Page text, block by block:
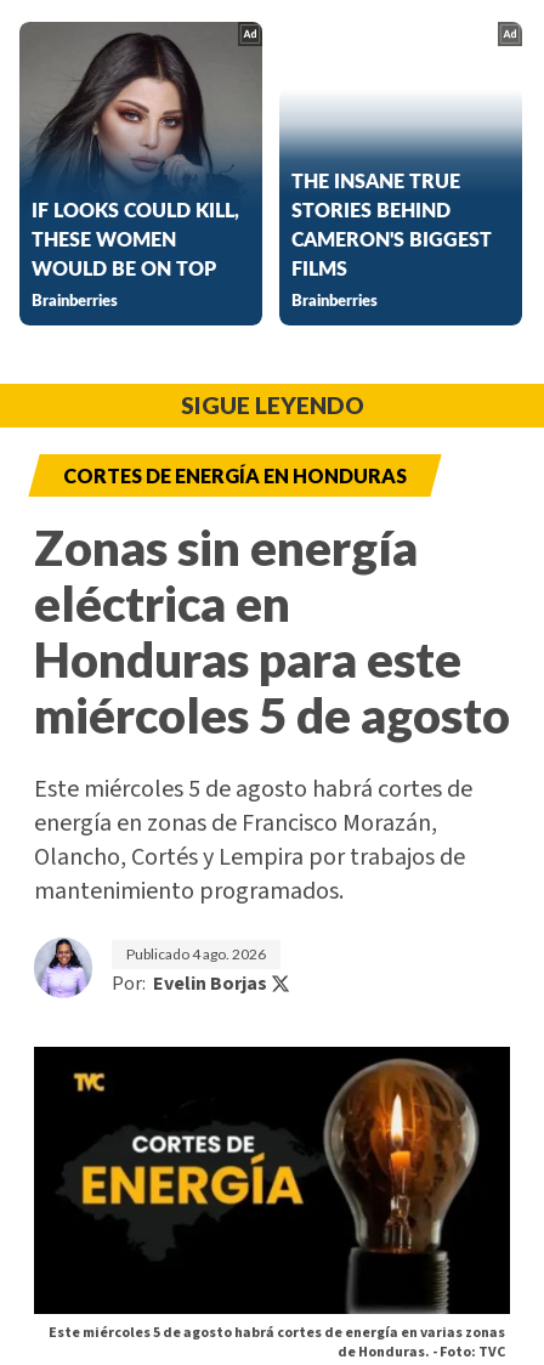
SIGUE LEYENDO
CORTES DE ENERGÍA EN HONDURAS
Zonas sin energía
eléctrica en
Honduras para este
miércoles 5 de agosto
Este miércoles 5 de agosto habrá cortes de
energía en zonas de Francisco Morazán,
Olancho, Cortés y Lempira por trabajos de
mantenimiento programados.
Publicado4 ago. 2026
Por: Evelin Borjas
Este miércoles 5 de agosto habrá cortes de energía en varias zonas
de Honduras. -Foto: TVC